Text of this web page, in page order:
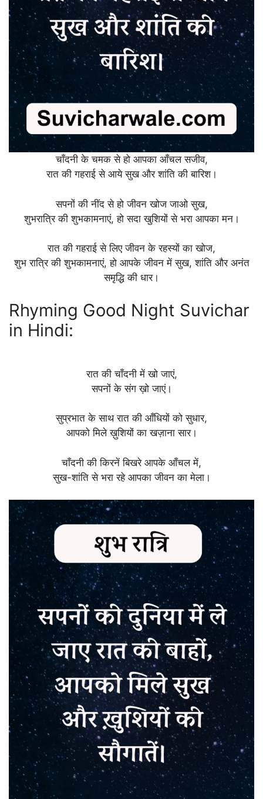
चाँदनी के चमक से हो आपका आँचल सजीव,
रात की गहराई से आये सुख और शांति की बारिश।
सपनों की नींद से हो जीवन खोज जाओ सुख,
शुभरात्रि की शुभकामनाएं, हो सदा खुशियों से भरा आपका मन।
रात की गहराई से लिए जीवन के रहस्यों का खोज,
शुभ रात्रि की शुभकामनाएं, हो आपके जीवन में सुख, शांति और अनंत
समृद्धि की धार।
Rhyming Good Night Suvichar
in Hindi:
रात की चाँदनी में खो जाएं,
सपनों के संग ख़ो जाएं।
सुप्रभात के साथ रात की आँधियों को सुधार,
आपको मिले ख़ुशियों का खज़ाना सार।
चाँदनी की किरनें बिखरे आपके आँचल में,
सुख-शांति से भरा रहे आपका जीवन का मेला।